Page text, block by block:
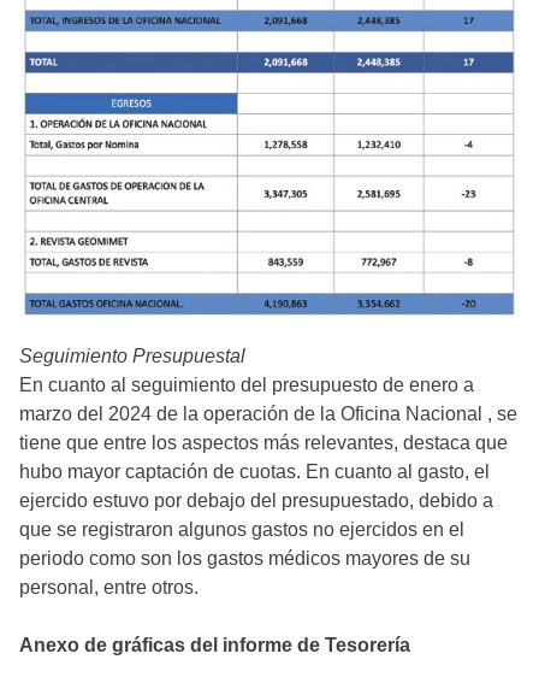
Seguimiento Presupuestal
En cuanto al seguimiento del presupuesto de enero a
marzo del 2024 de la operación de la Oficina Nacional , se
tiene que entre los aspectos más relevantes, destaca que
hubo mayor captación de cuotas. En cuanto al gasto, el
ejercido estuvo por debajo del presupuestado, debido a
que se registraron algunos gastos no ejercidos en el
periodo como son los gastos médicos mayores de su
personal, entre otros.
Anexo de gráficas del informe de Tesorería